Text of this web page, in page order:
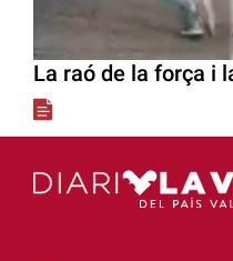
La raó de la força i